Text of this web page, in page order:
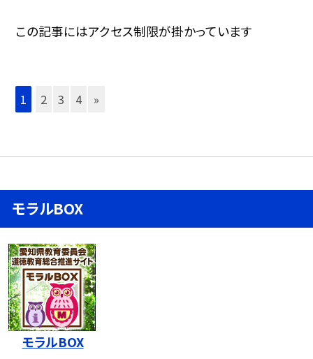
この記事にはアクセス制限が掛かっています
1 2 3 4 »
モラルBOX
モラルBOX